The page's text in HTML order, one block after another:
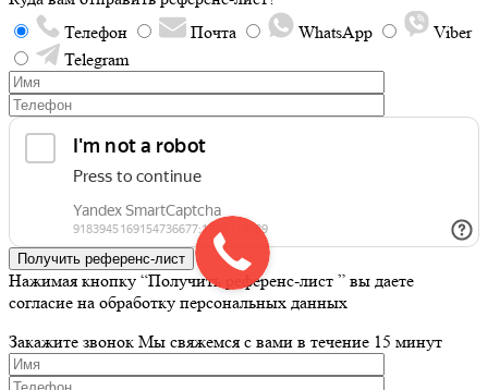
Телефон
Почта WhatsApp
Viber
Telegram
Получить референс-лист
Нажимая кнопку “Получить референс-лист ” вы даете
согласие на обработку персональных данных
Закажите звонок Мы свяжемся с вами в течение 15 минут